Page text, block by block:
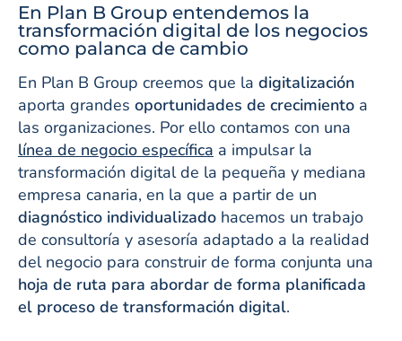
En Plan B Group entendemos la
transformación digital de los negocios
como palanca de cambio
En Plan B Group creemos que la digitalización
aporta grandes oportunidades de crecimiento a
las organizaciones. Por ello contamos con una
línea de negocio específica a impulsar la
transformación digital de la pequeña y mediana
empresa canaria, en la que a partir de un
diagnóstico individualizado hacemos un trabajo
de consultoría y asesoría adaptado a la realidad
del negocio para construir de forma conjunta una
hoja de ruta para abordar de forma planificada
el proceso de transformación digital.